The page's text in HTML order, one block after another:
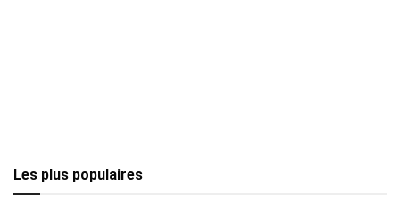
Les plus populaires